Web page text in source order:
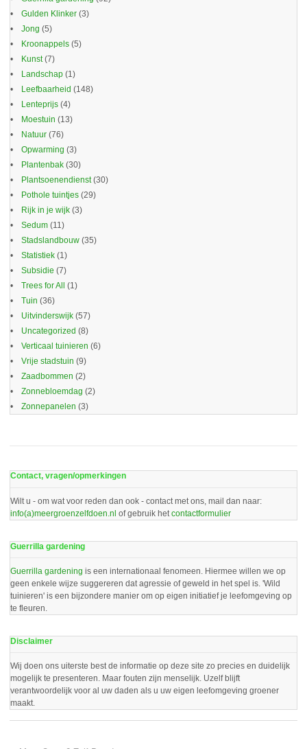
Gulden Klinker (3)
Jong (5)
Kroonappels (5)
Kunst(7)
Landschap (1)
Leefbaarheid (148)
Lenteprijs (4)
Moestuin (13)
Natuur (76)
Opwarming (3)
Plantenbak (30)
Plantsoenendienst(30)
Pothole tuintjes (29)
Rijk in je wijk (3)
Sedum (11)
Stadslandbouw (35)
Statistiek (1)
Subsidie (7)
Trees for All
(1)
Tuin (36)
Uitvinderswijk (57)
Uncategorized (8)
Verticaal tuinieren (6)
Vrije stadstuin (9)
Zaadbommen (2)
Zonnebloemdag (2)
Zonnepanelen (3)
Contact, vragen/opmerkingen
Wilt u - om wat voor reden dan ook - contact met ons, mail dan naar:
info(a)meergroenzelfdoen.nl of gebruik het contactformulier
Guerrilla gardening
Guerrilla gardening is een internationaal fenomeen. Hiermee willen we op
geen enkele wijze suggereren dat agressie of geweld in het spel is. 'Wild
tuinieren' is een bijzondere manier om op eigen initiatief je leefomgeving op
te fleuren.
Disclaimer
Wij doen ons uiterste best de informatie op deze site zo precies en duidelijk
mogelijk te presenteren. Maar fouten zijn menselijk. Uzelf blijft
verantwoordelijk voor al uw daden als u uw eigen leefomgeving groener
maakt.